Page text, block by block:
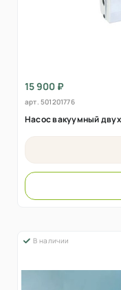
15 900 ₽
арт. 501201776
Насос вакуумный
В наличии